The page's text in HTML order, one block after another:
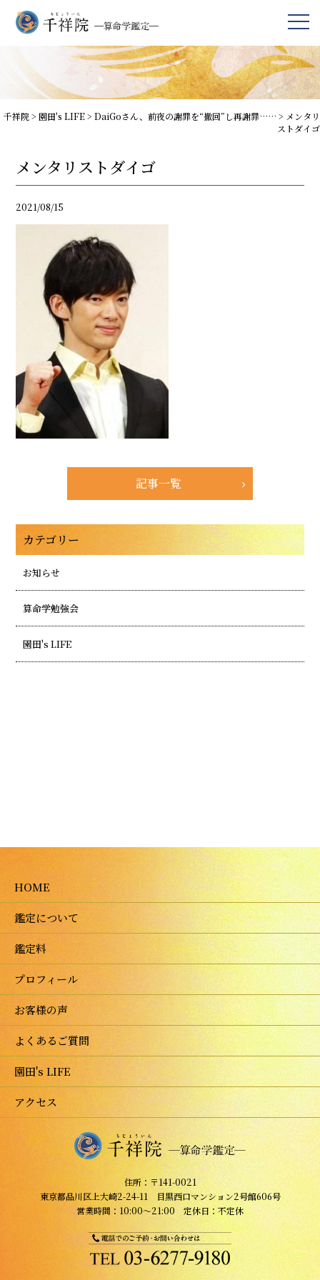
千祥院> 園田's LIFE> DaiGoさん、前夜の謝罪を“撤回”し再謝罪…… > メンタリ
ストダイゴ
メンタリストダイゴ
2021/08/15
記事一覧
カテゴリー
お知らせ
算命学勉強会
園田's LIFE
HOME
鑑定について
鑑定料
プロフィール
お客様の声
よくあるご質問
園田's LIFE
アクセス
住所：〒141-0021
東京都品川区上大崎2-24-11 目黒西口マンション2号館606号
営業時間：10:00～21:00 定休日：不定休